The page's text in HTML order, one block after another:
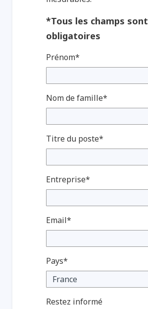
*Tous les champs sont
obligatoires
Prénom*
Nom de famille*
Titre du poste*
Entreprise*
Email*
Pays*
Restez informé